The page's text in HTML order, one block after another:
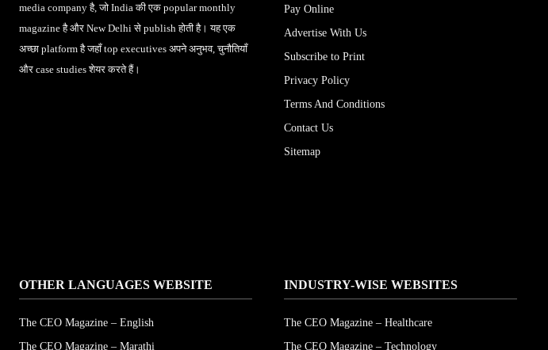
media company है, जो India की एक popular monthly
magazine है और New Delhi से publish होती है। यह एक
अच्छा platform है जहाँ top executives अपने अनुभव, चुनौतियाँ
और case studies शेयर करते हैं।
Pay Online
Advertise With Us
Subscribe to Print
Privacy Policy
Terms And Conditions
Contact Us
Sitemap
OTHER LANGUAGES WEBSITE
The CEO Magazine – English
The CEO Magazine – Marathi
INDUSTRY-WISE WEBSITES
The CEO Magazine – Healthcare
The CEO Magazine – Technology